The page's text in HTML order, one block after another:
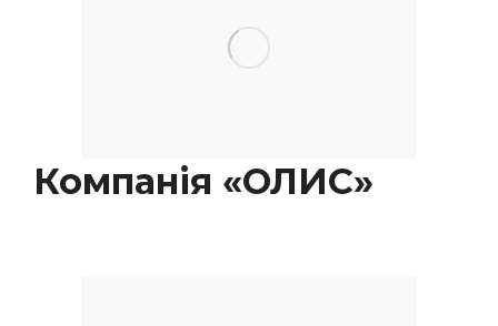
Компанія «ОЛИС»